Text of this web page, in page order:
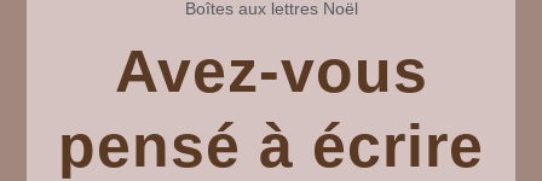
Boîtes aux lettres Noël
Avez-vous
pensé à écrire